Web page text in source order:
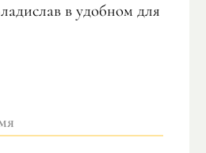
в удобном для